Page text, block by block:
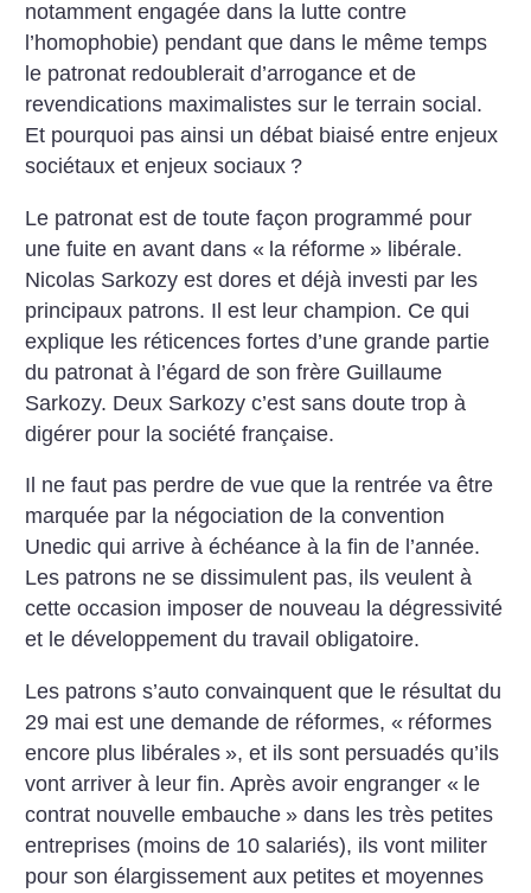
notamment engagée dans la lutte contre
l’homophobie) pendant que dans le même temps
le patronat redoublerait d’arrogance et de
revendications maximalistes sur le terrain social.
Et pourquoi pas ainsi un débat biaisé entre enjeux
sociétaux et enjeux sociaux ?
Le patronat est de toute façon programmé pour
une fuite en avant dans « la réforme » libérale.
Nicolas Sarkozy est dores et déjà investi par les
principaux patrons. Il est leur champion. Ce qui
explique les réticences fortes d’une grande partie
du patronat à l’égard de son frère Guillaume
Sarkozy. Deux Sarkozy c’est sans doute trop à
digérer pour la société française.
Il ne faut pas perdre de vue que la rentrée va être
marquée par la négociation de la convention
Unedic qui arrive à échéance à la fin de l’année.
Les patrons ne se dissimulent pas, ils veulent à
cette occasion imposer de nouveau la dégressivité
et le développement du travail obligatoire.
Les patrons s’auto convainquent que le résultat du
29 mai est une demande de réformes, « réformes
encore plus libérales », et ils sont persuadés qu’ils
vont arriver à leur fin. Après avoir engranger « le
contrat nouvelle embauche » dans les très petites
entreprises (moins de 10 salariés), ils vont militer
pour son élargissement aux petites et moyennes